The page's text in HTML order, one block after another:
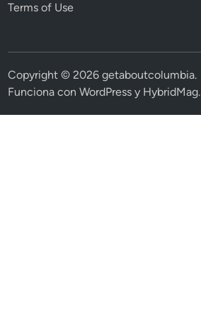
Terms of Use
Copyright © 2026getaboutcolumbia.
Funciona conWordPress y HybridMag.